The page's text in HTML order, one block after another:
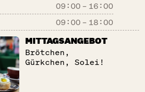
09:00 – 16:00
09:00 – 18:00
MITTAGSANGEBOT
Brötchen,
Gürkchen, Solei!
DER BLUMEN­
STAND
Schöne Dinge